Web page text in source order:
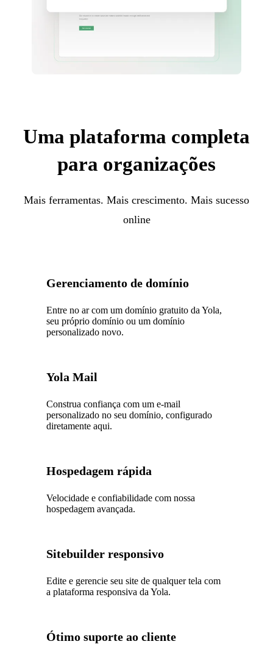
Uma plataforma completa
para organizações
Mais ferramentas. Mais crescimento. Mais sucesso
online
Gerenciamento de domínio
Entre no ar com um domínio gratuito da Yola,
seu próprio domínio ou um domínio
personalizado novo.
Yola Mail
Construa confiança com um e-mail
personalizado no seu domínio, configurado
diretamente aqui.
Hospedagem rápida
Velocidade e confiabilidade com nossa
hospedagem avançada.
Sitebuilder responsivo
Edite e gerencie seu site de qualquer tela com
a plataforma responsiva da Yola.
Ótimo suporte ao cliente